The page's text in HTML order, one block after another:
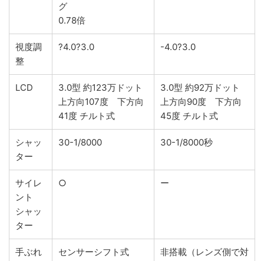
グ
0.78倍
視度調
整
?4.0?3.0 -4.0?3.0
LCD
3.0型 約123万ドット
上方向107度 下方向
41度 チルト式
3.0型 約92万ドット
上方向90度 下方向
45度 チルト式
シャッ
ター
30-1/8000 30-1/8000秒
サイレ
ント
シャッ
ター
○ ー
手ぶれ
センサーシフト式
非搭載（レンズ側で対